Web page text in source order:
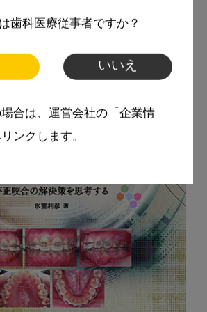
歯科医療従事者ですか？
いいえ
場合は、運営会社の「企業情
ンクします。